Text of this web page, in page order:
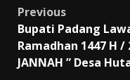
Post
navigation
Previous
Bupati Padang
Ramadhan 1447 H /
JANNAH ” Desa